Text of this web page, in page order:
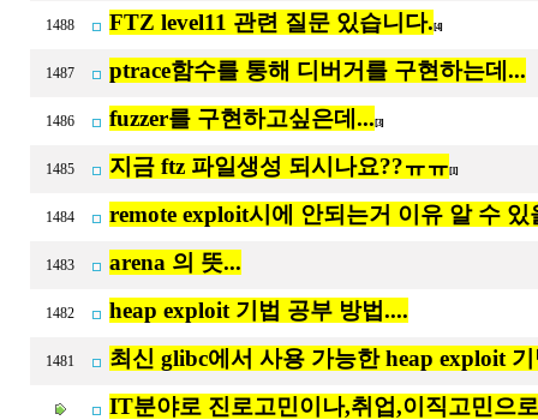
1488 FTZ level11 관련 질문 있습니다. [4]
1487 ptrace함수를 통해 디버거를 구현하는데...
1486 fuzzer를 구현하고싶은데... [3]
1485 지금 ftz 파일생성 되시나요??ㅠㅠ [1]
1484 remote exploit시에 안되는거 이유 알 수 있
1483 arena 의 뜻...
1482 heap exploit 기법 공부 방법....
1481
최신 glibc에서 사용 가능한 heap exploit
IT분야로 진로고민이나,취업,이직고민으